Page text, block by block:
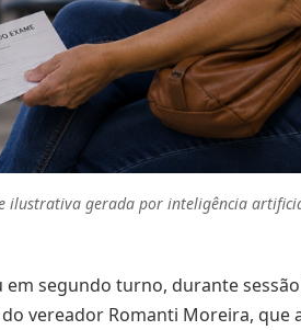
ilustrativa gerada por inteligência
segundo turno, durante
vereador Romanti Moreira, que